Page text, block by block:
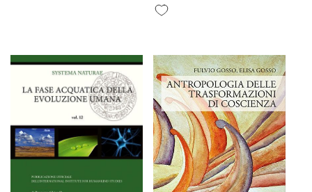
Aggiungi alla lista desideri